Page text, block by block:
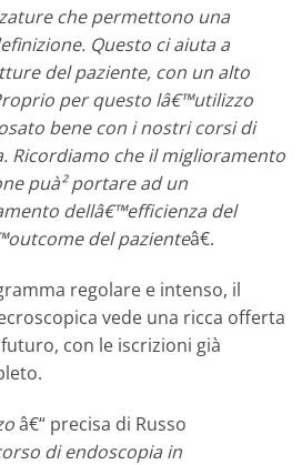
che permettono una
Questo ci aiuta a
del paziente, con un alto
per questo lâ€™utilizzo
bene con i nostri corsi di
Ricordiamo che il miglioramento
puà² portare ad un
dellâ€™efficienza del
del pazienteâ€.
regolare e intenso, il
vede una ricca offerta
con le iscrizioni già
â€“ precisa di Russo
di endoscopia in